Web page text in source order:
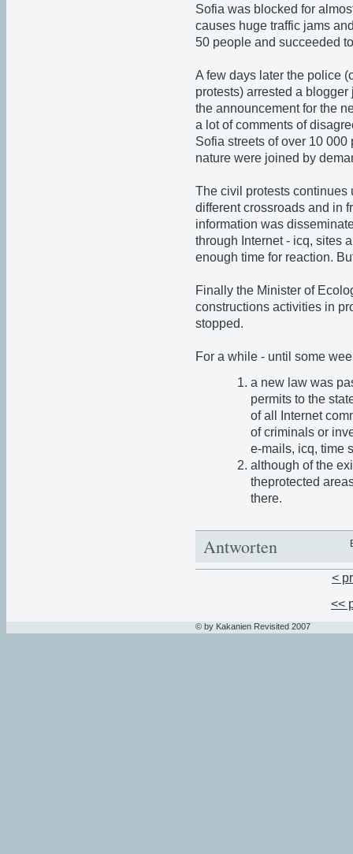
Sofia was blocked for
causes huge traffic jams
50 people and succeeded
A few days later the police
protests) arrested a
the announcement for the
a lot of comments of
Sofia streets of over 10
nature were joined by
The civil protests continues
different crossroads and in
information was
through Internet - icq, sites
enough time for reaction.
Finally the Minister of
constructions activities in
stopped.
For a while - until some
a new law was
permits to the
of all Internet
of criminals or
e-mails, icq, time
although of the
theprotected
there.
Antworten
<
<<
© by Kakanien Revisited 2007